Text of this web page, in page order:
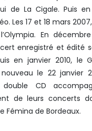
de La Cigale. Puis
Les 17 et 18 mars
En
enregistré et édité
en janvier 2010, le
le 22 janvier
CD
de leurs concerts
Fémina de Bordeaux.